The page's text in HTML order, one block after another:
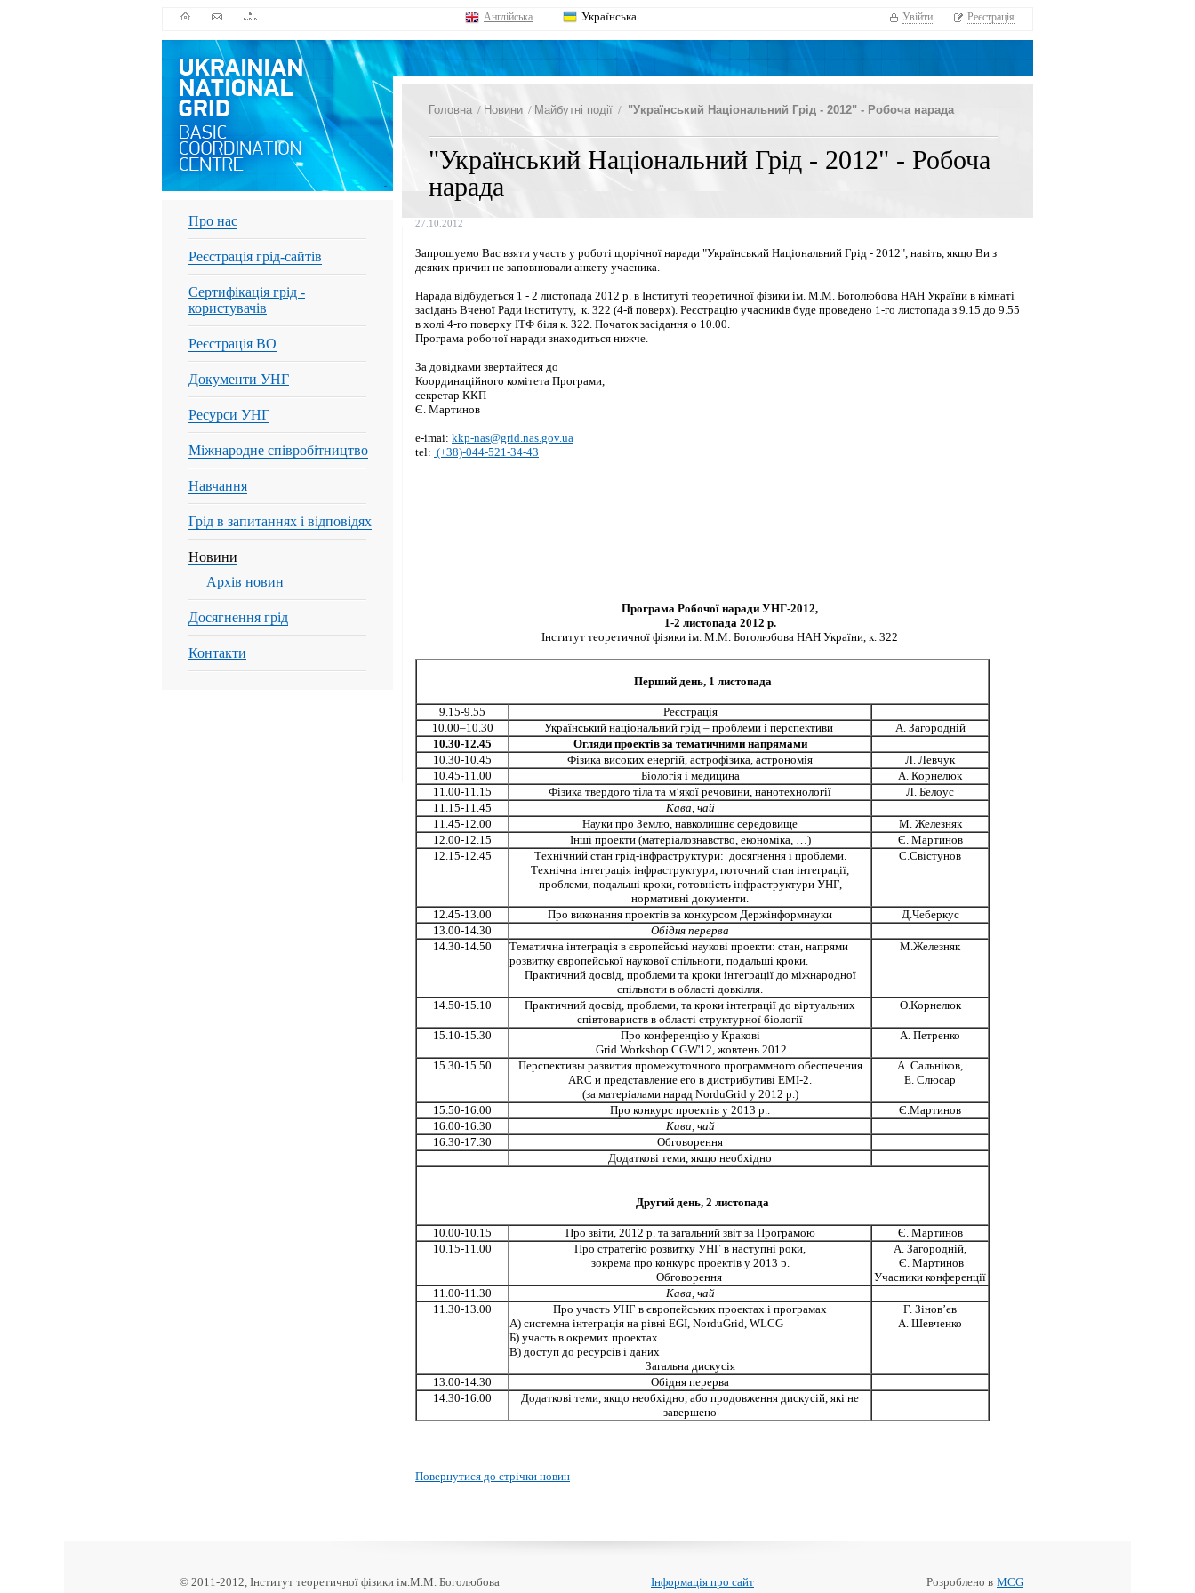
Англійська Українська Увійти Реєстрація
Про нас
Реєстрація грід-сайтів
Сертифікація грід -
користувачів
Реєстрація ВО
Документи УНГ
Ресурси УНГ
Міжнародне співробітництво
Навчання
Грід в запитаннях і відповідях
Новини
Архів новин
Досягнення грід
Контакти
Головна / Новини / Майбутні події / "Український Національний Грід - 2012" - Робоча нарада
"Український Національний Грід - 2012" - Робоча
нарада
27.10.2012
Запрошуемо Вас взяти участь у роботі щорічної наради "Український Національний Грід - 2012", навіть, якщо Ви з
деяких причин не заповнювали анкету учасника.
Нарада відбудеться 1 - 2 листопада 2012 р. в Інституті теоретичної фізики ім. М.М. Боголюбова НАН України в кімнаті
засідань Вченої Ради інституту, к. 322 (4-й поверх). Реєстрацію учасників буде проведено 1-го листопада з 9.15 до 9.55
в холі 4-го поверху ІТФ біля к. 322. Початок засідання о 10.00.
Програма робочої наради знаходиться нижче.
За довідками звертайтеся до
Координаційного комітета Програми,
секретар ККП
Є. Мартинов
e-imai: kkp-nas@grid.nas.gov.ua
tel: (+38)-044-521-34-43
Програма Робочої наради УНГ-2012,
1-2 листопада 2012 р.
Інститут теоретичної фізики ім. М.М. Боголюбова НАН України, к. 322
Перший день, 1 листопада
9.15-9.55
Реєстрація
10.00–10.30
Український національний грід – проблеми і перспективи
А. Загородній
10.30-12.45
Огляди проектів за тематичними напрямами
10.30-10.45
Фізика високих енергій, астрофізика, астрономія
Л. Левчук
10.45-11.00
Біологія і медицина
А. Корнелюк
11.00-11.15
Фізика твердого тіла та м’якої речовини, нанотехнології
Л. Белоус
11.15-11.45
Кава, чай
11.45-12.00
Науки про Землю, навколишнє середовище
М. Железняк
12.00-12.15
Інші проекти (матеріалознавство, економіка, …)
Є. Мартинов
12.15-12.45
Технічний стан грід-інфраструктури: досягнення і проблеми.
Технічна інтеграція інфраструктури, поточний стан інтеграції,
проблеми, подальші кроки, готовність інфраструктури УНГ,
нормативні документи.
С.Свістунов
12.45-13.00 Про виконання проектів за конкурсом Держінформнауки
Д.Чеберкус
13.00-14.30
Обідня перерва
14.30-14.50
Тематична інтеграція в європейські наукові проекти: стан, напрями
розвитку європейської наукової спільноти, подальші кроки.
Практичний досвід, проблеми та кроки інтеграції до міжнародної
спільноти в області довкілля.
М.Железняк
14.50-15.10
Практичний досвід, проблеми, та кроки інтеграції до віртуальних
співтовариств в області структурної біології
О.Корнелюк
15.10-15.30
Про конференцію у Кракові
Grid Workshop CGW'12, жовтень 2012
А. Петренко
15.30-15.50
Перспективы развития промежуточного программного обеспечения
ARC и представление его в дистрибутиві EMI-2.
(за матеріалами нарад NorduGrid у 2012 р.)
А. Сальніков,
Е. Слюсар
15.50-16.00 Про конкурс проектів у 2013 р..
Є.Мартинов
16.00-16.30
Кава, чай
16.30-17.30
Обговорення
Додаткові теми, якщо необхідно
Другий день, 2 листопада
10.00-10.15 Про звіти, 2012 р. та загальний звіт за Програмою
Є. Мартинов
10.15-11.00
Про стратегію розвитку УНГ в наступні роки,
зокрема про конкурс проектів у 2013 р.
Обговорення
А. Загородній,
Є. Мартинов
Учасники конференції
11.00-11.30
Кава, чай
11.30-13.00
Про участь УНГ в європейських проектах і програмах
А) системна інтеграція на рівні EGI, NorduGrid, WLCG
Б) участь в окремих проектах
В) доступ до ресурсів і даних
Загальна дискусія
Г. Зінов’єв
А. Шевченко
13.00-14.30
Обідня перерва
14.30-16.00
Додаткові теми, якщо необхідно, або продовження дискусій, які не
завершено
Повернутися до стрічки новин
© 2011-2012, Інститут теоретичної фізики ім.М.М. Боголюбова Інформація про сайт Розроблено в MCG